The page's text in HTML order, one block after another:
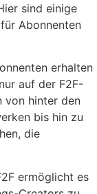
sind einige
Abonnenten
erhalten
auf der F2F-
von hinter den
bis hin zu
die
ermöglicht es